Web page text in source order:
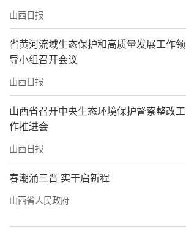
山西日报
省黄河流域生态保护和高质量发展工作领
导小组召开会议
山西日报
山西省召开中央生态环境保护督察整改工
作推进会
山西日报
春潮涌三晋 实干启新程
山西省人民政府